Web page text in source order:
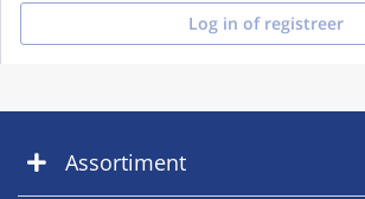
Log in of registreer
Assortiment